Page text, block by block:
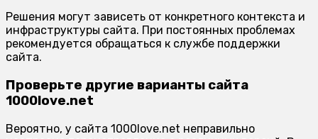
Решения могут зависеть от конкретного контекста и
инфраструктуры сайта. При постоянных проблемах
рекомендуется обращаться к службе поддержки
сайта.
Проверьте другие варианты сайта
1000love.net
Вероятно, у сайта 1000love.net неправильно